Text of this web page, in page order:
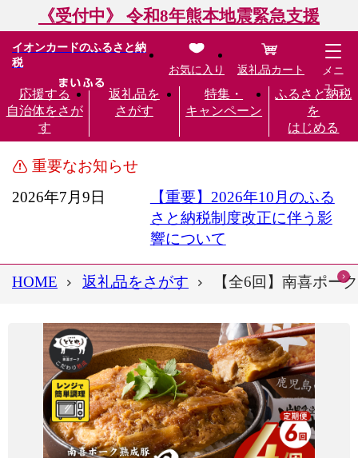
《受付中》 令和8年熊本地震緊急支援
イオンカードのふるさと納
税
応援する
自治体をさが
す
返礼品を
さがす
特集・
キャンペーン
ふるさと納税
を
はじめる
お気に入り 返礼品カート
メニ
ュー
重要なお知らせ
2026年7月9日
【重要】2026年10月のふる
さと納税制度改正に伴う影
響について
HOME 返礼品をさがす 【全6回】南喜ポー